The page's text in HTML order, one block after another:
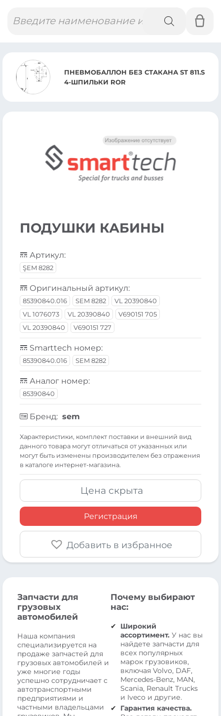
товаров
ПНЕВМОБАЛЛОН БЕЗ СТАКАНА ST 811.S
4-ШПИЛЬКИ ROR
ПОДУШКИ КАБИНЫ
Артикул:
ŞEM 8282
Оригинальный артикул:
85390840.016 SEM 8282
VL 20390840
VL 1076073
VL 20390840
V690151 705
VL 20390840
V690151 727
Smarttech номер:
85390840.016 SEM 8282
Аналог номер:
85390840
Бренд: sem
Xарактеристики, комплект поставки и внешний вид
данного товара могут отличаться от указанных или
могут быть изменены производителем без отражения
в каталоге интернет-магазина.
Цена скрыта
Регистрация
Добавить в избранное
Запчасти для
грузовых
автомобилей
Наша компания
специализируется на
продаже запчастей для
грузовых автомобилей и
уже многие годы
успешно сотрудничает с
автотранспортными
предприятиями и
частными владельцами
Почему выбирают
нас:
Широкий
ассортимент. У нас вы
найдете запчасти для
всех популярных
марок грузовиков,
включая Volvo, DAF,
Mercedes-Benz, MAN,
Scania, Renault Trucks
и Iveco и другие.
Гарантия качества.